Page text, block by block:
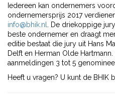
Iedereen kan ondernemers
ondernemersprijs 2017
info@bhik.nl
. De driekoppige
beste ondernemer en draagt
editie bestaat die jury uit Hans
Delft en Herman Olde
aanmeldingen 3 tot 5
Heeft u vragen? U kunt de BHIK